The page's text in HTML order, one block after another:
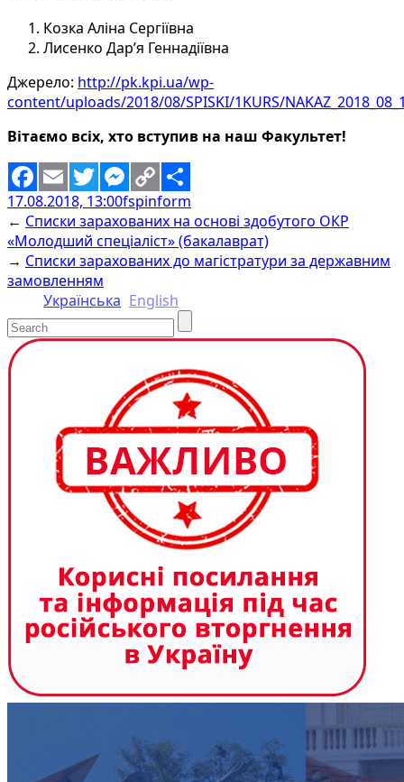
Козка Аліна Сергіївна
Лисенко Дар’я Геннадіївна
Джерело: http://pk.kpi.ua/wp-
content/uploads/2018/08/SPISKI/1KURS/
Вітаємо всіх, хто вступив на наш Факультет!
Facebook
EmailTwitterMessenger
Copy
Link
Share
17.08.2018, 13:00fspinform
← Списки зарахованих на основі здобутого ОКР
«Молодший спеціаліст» (бакалаврат)
→ Списки зарахованих до магістратури за державним
замовленням
Українська English